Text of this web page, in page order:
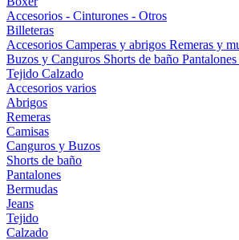
Accesorios - Cinturones - Otros
Billeteras
Accesorios Camperas y abrigos Remeras y
Buzos y Canguros Shorts de baño Pantalones
Tejido Calzado
Accesorios varios
Abrigos
Remeras
Camisas
Canguros y Buzos
Shorts de baño
Pantalones
Bermudas
Jeans
Tejido
Calzado